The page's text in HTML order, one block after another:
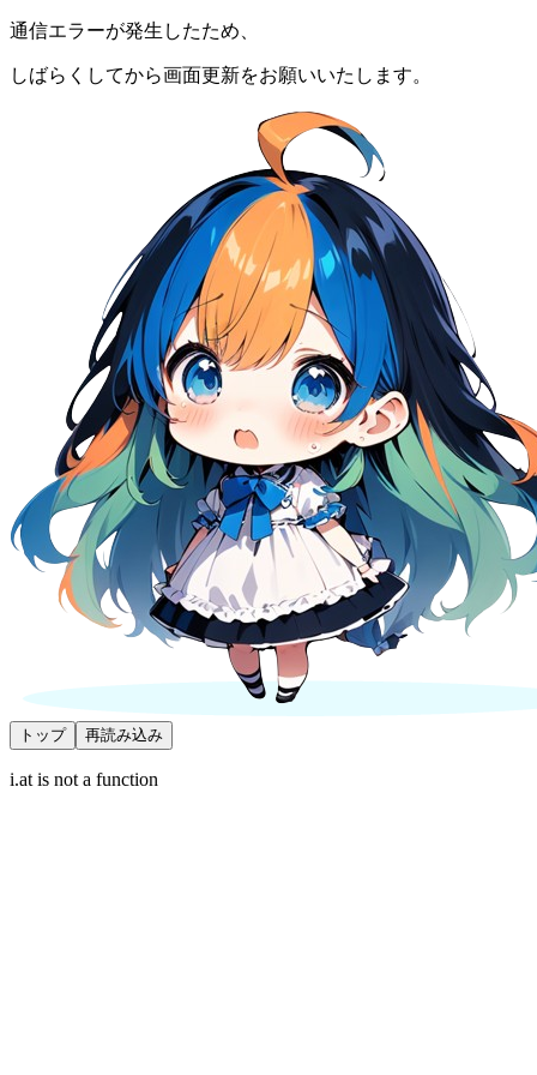
通信エラーが発生したため、
しばらくしてから画面更新をお願いいたします。
トップ 再読み込み
i.at is not a function